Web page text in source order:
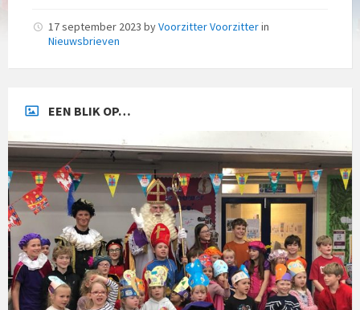
17 september 2023 byVoorzitter Voorzitterin
Nieuwsbrieven
EEN BLIK OP…